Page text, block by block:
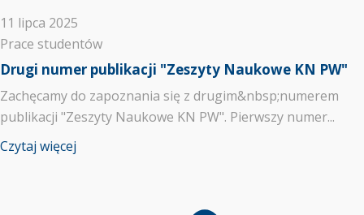
11 lipca 2025
Prace studentów
Drugi numer publikacji "Zeszyty Naukowe KN PW"
Zachęcamy do zapoznania się z drugim&nbsp;numerem
publikacji "Zeszyty Naukowe KN PW". Pierwszy numer...
Czytaj więcej